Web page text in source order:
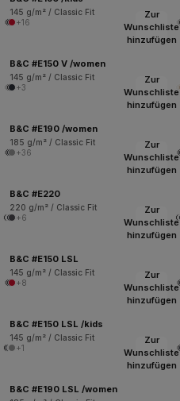
145 g/m² / Classic Fit
+16
Zur
Wunschliste
hinzufügen
B&C #E150 V /women
145 g/m² / Classic Fit
+3
Zur
Wunschliste
hinzufügen
B&C #E190 /women
185 g/m² / Classic Fit
+36
Zur
Wunschliste
hinzufügen
B&C #E220
220 g/m² / Classic Fit
+6
Zur
Wunschliste
hinzufügen
B&C #E150 LSL
145 g/m² / Classic Fit
+8
Zur
Wunschliste
hinzufügen
B&C #E150 LSL /kids
145 g/m² / Classic Fit
+1
Zur
Wunschliste
hinzufügen
B&C #E190 LSL /women